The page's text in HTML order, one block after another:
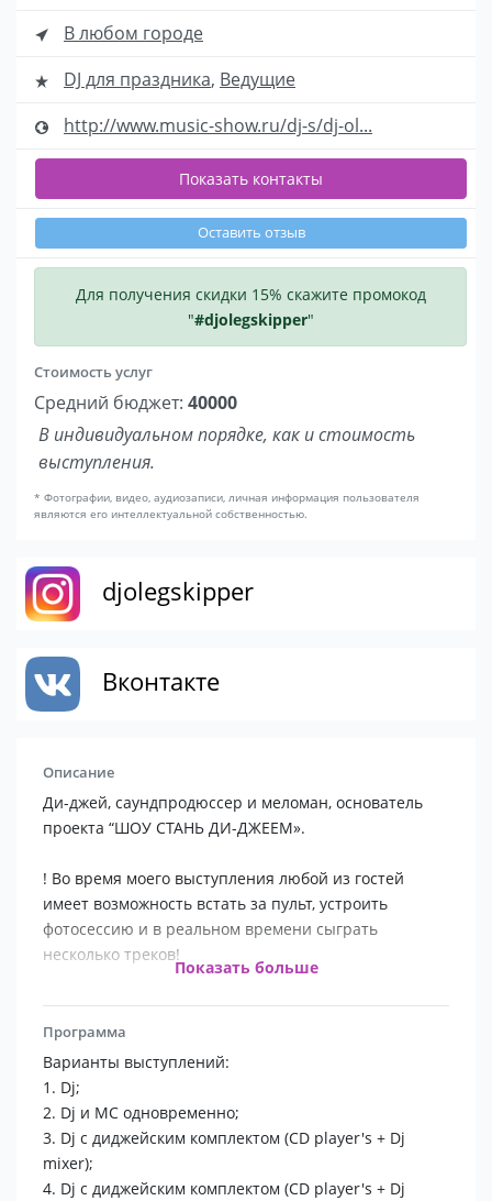
В любом городе
DJ для праздника, Ведущие
http://www.music-show.ru/dj-s/dj-ol...
Показать контакты
Оставить отзыв
Для получения скидки 15% скажите промокод
"#djolegskipper"
Стоимость услуг
Средний бюджет: 40000
В индивидуальном порядке, как и стоимость
выступления.
* Фотографии, видео, аудиозаписи, личная информация пользователя
являются его интеллектуальной собственностью.
djolegskipper
Вконтакте
Описание
Ди-джей, саундпродюссер и меломан, основатель
проекта “ШОУ СТАНЬ ДИ-ДЖЕЕМ».
! Во время моего выступления любой из гостей
имеет возможность встать за пульт, устроить
фотосессию и в реальном времени сыграть
несколько треков!
Выступаю на мероприятиях и вечеринках любого
формата.
Занимаюсь любимым делом.
На выступлениях использую авторскую музыку.
ПРОФИ, с более чем 15-летним стажем выступлений.
Обладаю коллекцией более 2500 виниловых
пластинок. Издаюсь на западных лейблах и захожу в
чарты Beatport
Показать больше
Программа
Варианты выступлений:
1. Dj;
2. Dj и MC одновременно;
3. Dj c диджейским комплектом (CD player's + Dj
mixer);
4. Dj c диджейским комплектом (CD player's + Dj